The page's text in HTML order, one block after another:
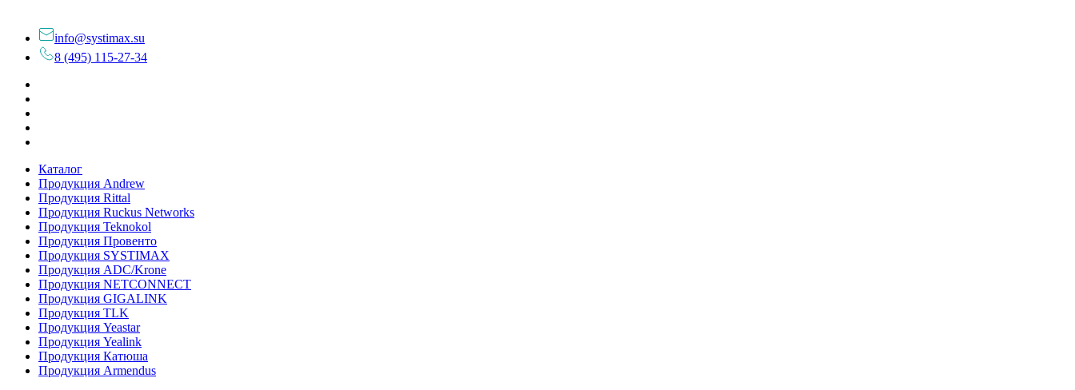
info@systimax.su
8 (495) 115-27-34
Каталог
Продукция Andrew
Продукция Rittal
Продукция Ruckus Networks
Продукция Teknokol
Продукция Провенто
Продукция SYSTIMAX
Продукция ADC/Krone
Продукция NETCONNECT
Продукция GIGALINK
Продукция TLK
Продукция Yeastar
Продукция Yealink
Продукция Катюша
Продукция Armendus